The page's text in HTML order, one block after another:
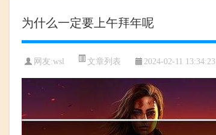
为什么一定要上午拜年呢
网友:wsl 文章列表 2024-02-11 13:34:23